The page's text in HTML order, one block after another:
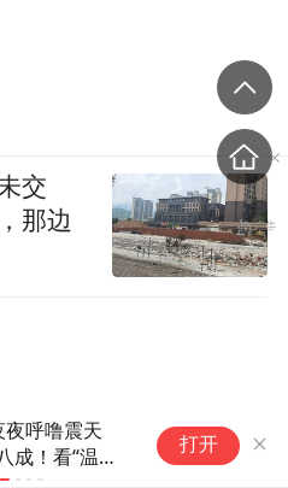
呼噜震天
成！看“温柔
遭罪
打开
交
那边